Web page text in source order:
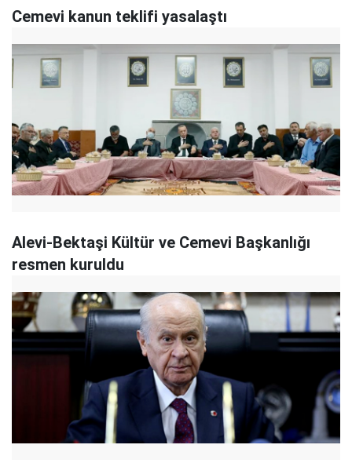
Cemevi kanun teklifi yasalaştı
Alevi-Bektaşi Kültür ve Cemevi Başkanlığı
resmen kuruldu